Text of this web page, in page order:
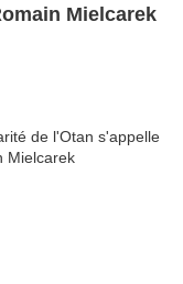
Mielcarek